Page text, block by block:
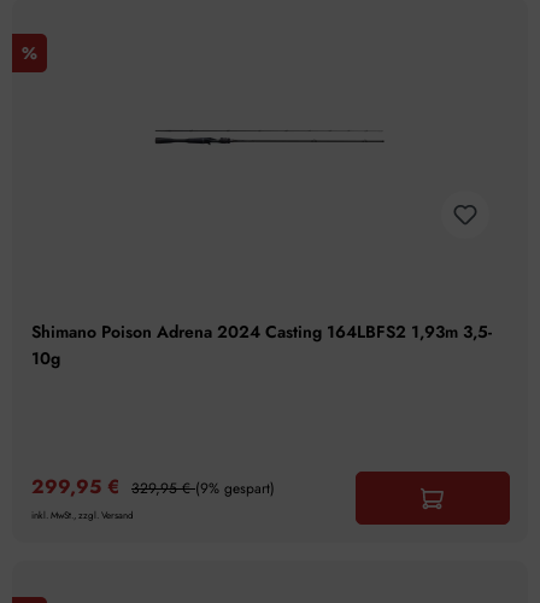
%
Shimano Poison Adrena 2024 Casting 164LBFS2 1,93m 3,5-
10g
299,95 € 329,95 €(9% gespart)
inkl. MwSt., zzgl. Versand